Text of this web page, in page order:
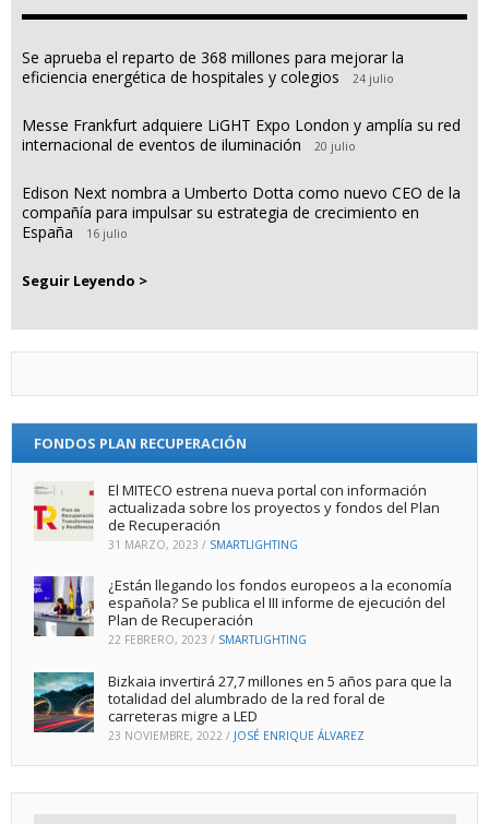
Se aprueba el reparto de 368 millones para mejorar la
eficiencia energética de hospitales y colegios
24 julio
Messe Frankfurt adquiere LiGHT Expo London y amplía su red
internacional de eventos de iluminación
20 julio
Edison Next nombra a Umberto Dotta como nuevo CEO de la
compañía para impulsar su estrategia de crecimiento en
España
16 julio
Seguir Leyendo >
FONDOS PLAN RECUPERACIÓN
El MITECO estrena nueva portal con información
actualizada sobre los proyectos y fondos del Plan
de Recuperación
31 MARZO, 2023 / SMARTLIGHTING
¿Están llegando los fondos europeos a la economía
española? Se publica el III informe de ejecución del
Plan de Recuperación
22 FEBRERO, 2023 / SMARTLIGHTING
Bizkaia invertirá 27,7 millones en 5 años para que la
totalidad del alumbrado de la red foral de
carreteras migre a LED
23 NOVIEMBRE, 2022 / JOSÉ ENRIQUE ÁLVAREZ